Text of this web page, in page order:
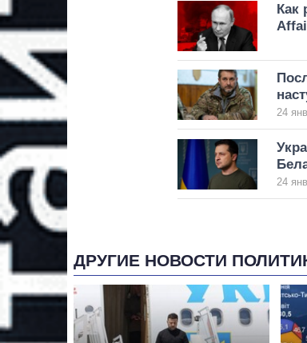
Как
24
24
ДРУГИЕ НОВОСТИ